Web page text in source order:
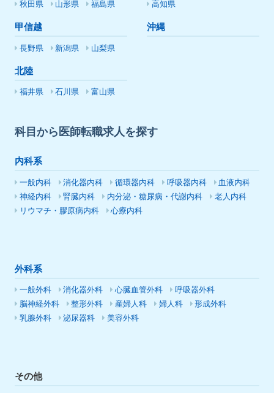
秋田県
山形県 福島県
甲信越
長野県 新潟県 山梨県
北陸
福井県 石川県 富山県
高知県
沖縄
科目から医師転職求人を探す
内科系
一般内科 消化器内科 循環器内科 呼吸器内科
血液内科
神経内科
腎臓内科 内分泌・糖尿病・代謝内科
老人内科
リウマチ・膠原病内科
心療内科
外科系
一般外科 消化器外科 心臓血管外科
呼吸器外科
脳神経外科
整形外科 産婦人科 婦人科
形成外科
乳腺外科
泌尿器科 美容外科
その他